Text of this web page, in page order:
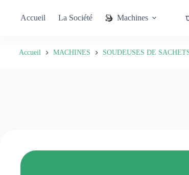
contenu
Fabricant de machines
Accueil La Société Machines
Accueil MACHINES SOUDEUSES DE